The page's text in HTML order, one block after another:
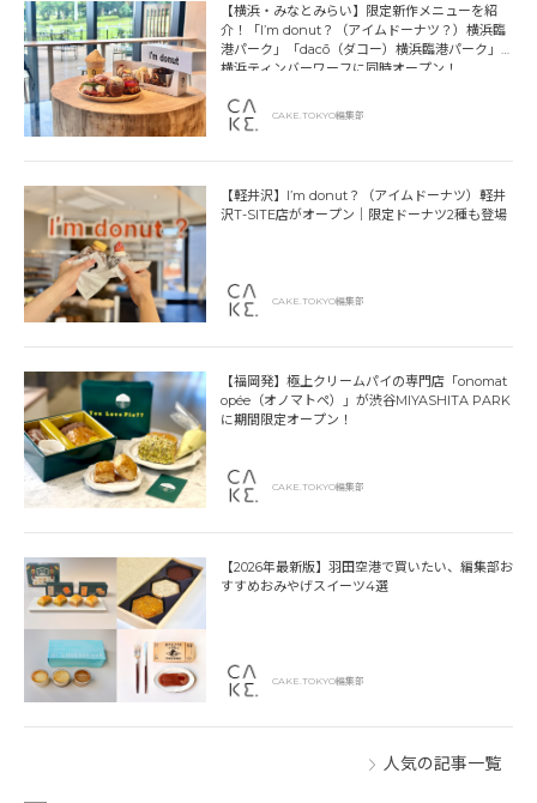
【横浜・みなとみらい】限定新作メニューを紹
介！「I’m donut？（アイムドーナツ？）横浜臨
港パーク」「dacō（ダコー）横浜臨港パーク」
横浜ティンバーワーフに同時オープン！
CAKE.TOKYO編集部
【軽井沢】I’m donut？（アイムドーナツ）軽井
沢T-SITE店がオープン｜限定ドーナツ2種も登場
CAKE.TOKYO編集部
【福岡発】極上クリームパイの専門店「onomat
opée（オノマトペ）」が渋谷MIYASHITA PARK
に期間限定オープン！
CAKE.TOKYO編集部
【2026年最新版】羽田空港で買いたい、編集部お
すすめおみやげスイーツ4選
CAKE.TOKYO編集部
人気の記事一覧